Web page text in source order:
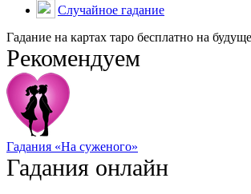
Случайное гадание
Гадание на картах таро бесплатно на
Рекомендуем
Гадания «На суженого»
Гадания онлайн